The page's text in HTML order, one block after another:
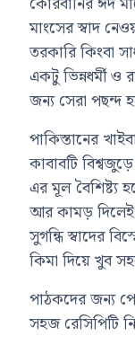
মাংসের স্বাদ
তরকারি কিংবা
একটু ভিন্নধর্মী
জন্য সেরা পছন্দ
পাকিস্তানের
কাবাবটি
এর মূল বৈশিষ্ট্য
আর কামড়
সুগন্ধি স্বাদের
কিমা দিয়ে খুব
পাঠকদের জন্য
সহজ রেসিপিটি